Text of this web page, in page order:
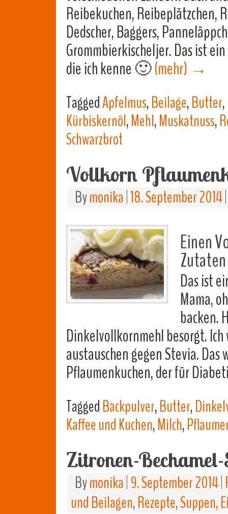
Reibekuchen, Reibeplätzchen,
Dedscher, Baggers,
Grommbierkischeljer. Das ist
die ich kenne 🙂(mehr) →
TaggedApfelmus,Beilage,Butter,
Kürbiskernöl,Mehl,Muskatnuss,
Schwarzbrot
Vollkorn
Bymonika 18. September 2014
Einen
Das ist
Mama,
backen.
Dinkelvollkornmehl besorgt.
austauschen gegen Stevia.
Pflaumenkuchen, der für
TaggedBackpulver,Butter,
Kaffee und Kuchen,Milch,
Zitronen-Bechamel-
Bymonika 9. September 2014
und Beilagen,Rezepte,Suppen,